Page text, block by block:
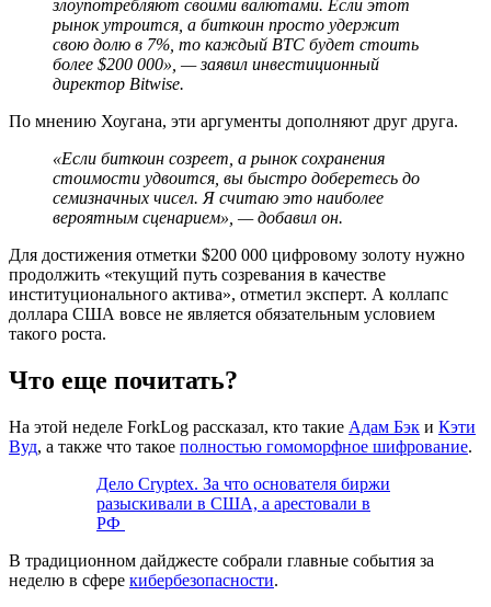
злоупотребляют своими валютами. Если этот
рынок утроится, а биткоин просто удержит
свою долю в 7%, то каждый BTC будет стоить
более $200 000», — заявил инвестиционный
директор Bitwise.
По мнению Хоугана, эти аргументы дополняют друг друга.
«Если биткоин созреет, а рынок сохранения
стоимости удвоится, вы быстро доберетесь до
семизначных чисел. Я считаю это наиболее
вероятным сценарием», — добавил он.
Для достижения отметки $200 000 цифровому золоту нужно
продолжить «текущий путь созревания в качестве
институционального актива», отметил эксперт. А коллапс
доллара США вовсе не является обязательным условием
такого роста.
Что еще почитать?
На этой неделе ForkLog рассказал, кто такие Адам Бэк и Кэти
Вуд, а также что такое полностью гомоморфное шифрование.
Дело Cryptex. За что основателя биржи
разыскивали в США, а арестовали в
РФ
В традиционном дайджесте собрали главные события за
неделю в сфере кибербезопасности.